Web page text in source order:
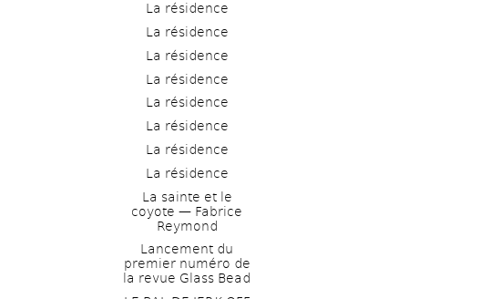
La résidence
La résidence
La résidence
La résidence
La résidence
La résidence
La résidence
La résidence
La sainte et le
coyote — Fabrice
Reymond
Lancement du
premier numéro de
la revue Glass Bead